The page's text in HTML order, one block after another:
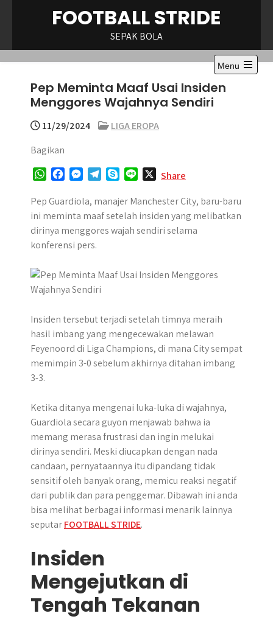
FOOTBALL STRIDE
SEPAK BOLA
Menu
Open
Pep Meminta Maaf Usai Insiden
Menggores Wajahnya Sendiri
11/29/2024
LIGA EROPA
Bagikan
W
a
t
s
A
c
e
b
o
s
s
e
n
r
l
e
g
y
p
e
n
e
Share
Pep Guardiola, manajer Manchester City, baru-baru
ini meminta maaf setelah insiden yang melibatkan
dirinya menggores wajah sendiri selama
konferensi pers.
Insiden tersebut terjadi setelah timnya meraih
hasil imbang yang mengecewakan melawan
Feyenoord di Liga Champions, di mana City sempat
memimpin 3-0 sebelum akhirnya ditahan imbang
3-3.
Ketika ditanya mengenai luka-luka di wajahnya,
Guardiola secara guyon menjawab bahwa ia
memang merasa frustrasi dan ingin melukai
dirinya sendiri. Meski diucapkan dengan nada
candaan, pernyataannya itu dipandang tidak
sensitif oleh banyak orang, memicu reaksi negatif
dari publik dan para penggemar. Dibawah ini anda
bisa melihat berbagai informasi menarik lainnya
seputarFOOTBALL STRIDE.
Insiden
Mengejutkan di
Tengah Tekanan